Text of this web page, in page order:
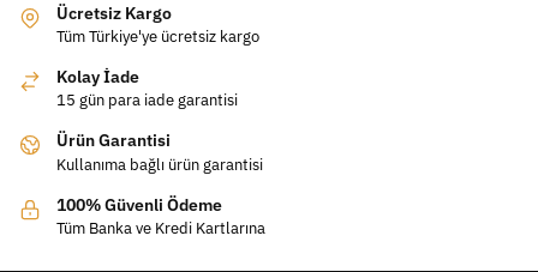
Ücretsiz Kargo
Tüm Türkiye'ye ücretsiz kargo
Kolay İade
15 gün para iade garantisi
Ürün Garantisi
Kullanıma bağlı ürün garantisi
100% Güvenli Ödeme
Tüm Banka ve Kredi Kartlarına